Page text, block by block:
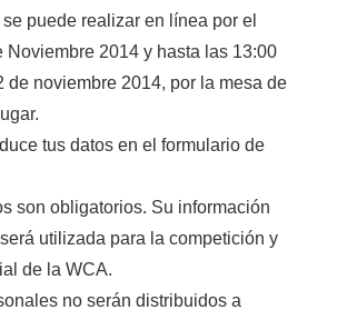
se puede realizar en línea por el
Noviembre 2014 y hasta las 13:00
de noviembre 2014, por la mesa de
tus datos en el formulario de
son obligatorios. Su información
utilizada para la competición y
de la WCA.
no serán distribuidos a